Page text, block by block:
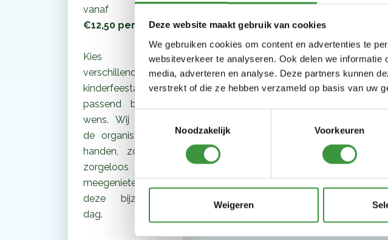
Deze website maakt gebruik van cookies
We gebruiken cookies om content en advertenties te
websiteverkeer te analyseren. Ook delen we
media, adverteren en analyse. Deze partners kunnen
verstrekt of die ze hebben verzameld op basis van uw
Noodzakelijk
Voorkeuren
Weigeren
vanaf slechts
€12,50 per kind!
Kies uit
verschillende
kinderfeestarrangementen,
passend bij elke
wens. Wij nemen
de organisatie uit
handen, zodat jij
zorgeloos kunt
meegenieten van
deze bijzondere
dag.